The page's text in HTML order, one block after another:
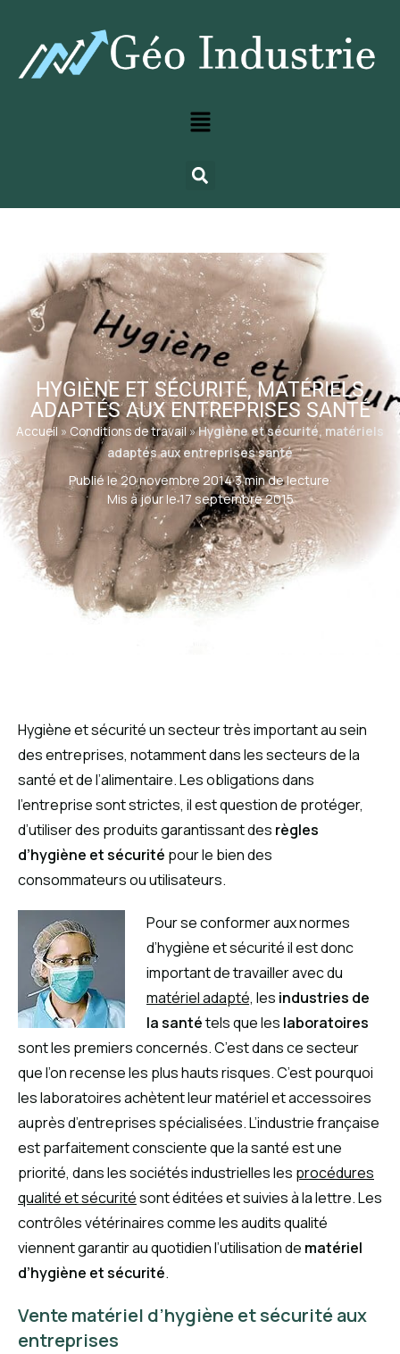
HYGIÈNE ET SÉCURITÉ, MATÉRIELS
ADAPTÉS AUX ENTREPRISES SANTÉ
Accueil » Conditions de travail»Hygiène et sécurité, matériels
adaptés aux entreprises santé
Publié le 20 novembre 2014·3 min de lecture·
Mis à jour le 17 septembre 2015
Hygiène et sécurité un secteur très important au sein
des entreprises, notamment dans les secteurs de la
santé et de l’alimentaire. Les obligations dans
l’entreprise sont strictes, il est question de protéger,
d’utiliser des produits garantissant des règles
d’hygiène et sécurité pour le bien des
consommateurs ou utilisateurs.
Pour se conformer aux normes
d’hygiène et sécurité il est donc
important de travailler avec du
matériel adapté, les industries de
la santétels que les laboratoires
sont les premiers concernés. C’est dans ce secteur
que l’on recense les plus hauts risques. C’est pourquoi
les laboratoires achètent leur matériel et accessoires
auprès d’entreprises spécialisées. L’industrie française
est parfaitement consciente que la santé est une
priorité, dans les sociétés industrielles les procédures
qualité et sécuritésont éditées et suivies à la lettre. Les
contrôles vétérinaires comme les audits qualité
viennent garantir au quotidien l’utilisation de matériel
d’hygiène et sécurité.
Vente matériel d’hygiène et sécurité aux
entreprises